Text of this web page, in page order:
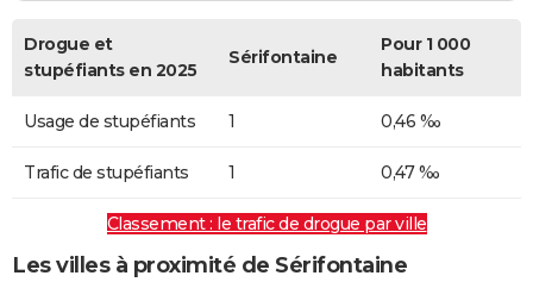
Drogue et
stupéfiants en 2025
Sérifontaine
Pour 1 000
habitants
Usage de stupéfiants 1 0,46 ‰
Trafic de stupéfiants 1 0,47 ‰
Classement : le trafic de drogue par ville
Les villes à proximité de Sérifontaine